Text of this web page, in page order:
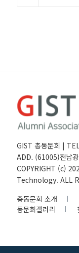
GIST 총동문회 |
ADD. (61005)전남
COPYRIGHT (c)
Technology. ALL
총동문회 소개
동문회갤러리